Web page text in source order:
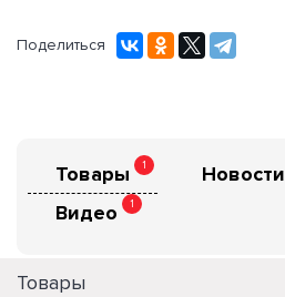
Поделиться
Товары 1 Новости
Видео 1
Товары